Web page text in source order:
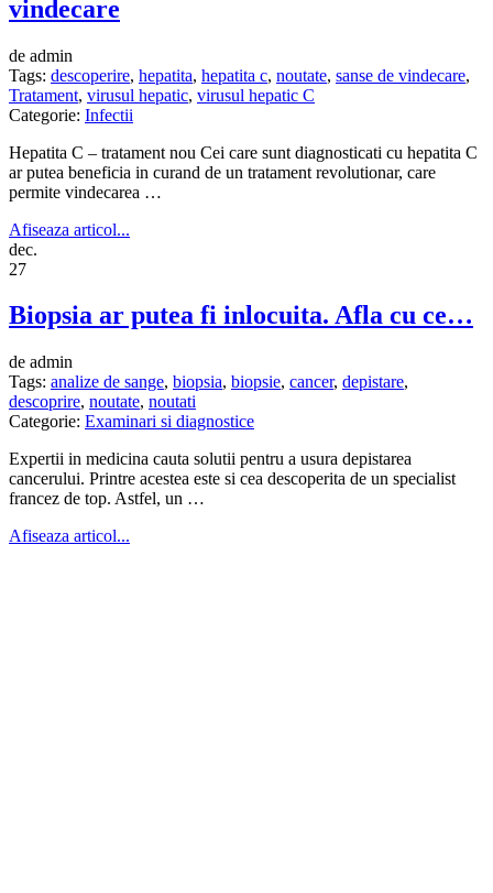
vindecare
de admin
Tags: descoperire, hepatita, hepatita c, noutate, sanse de vindecare,
Tratament, virusul hepatic, virusul hepatic C
Categorie: Infectii
Hepatita C – tratament nou Cei care sunt diagnosticati cu hepatita C
ar putea beneficia in curand de un tratament revolutionar, care
permite vindecarea …
Afiseaza articol...
dec.
27
Biopsia ar putea fi inlocuita. Afla cu ce…
de admin
Tags: analize de sange, biopsia, biopsie, cancer, depistare,
descoprire, noutate, noutati
Categorie: Examinari si diagnostice
Expertii in medicina cauta solutii pentru a usura depistarea
cancerului. Printre acestea este si cea descoperita de un specialist
francez de top. Astfel, un …
Afiseaza articol...